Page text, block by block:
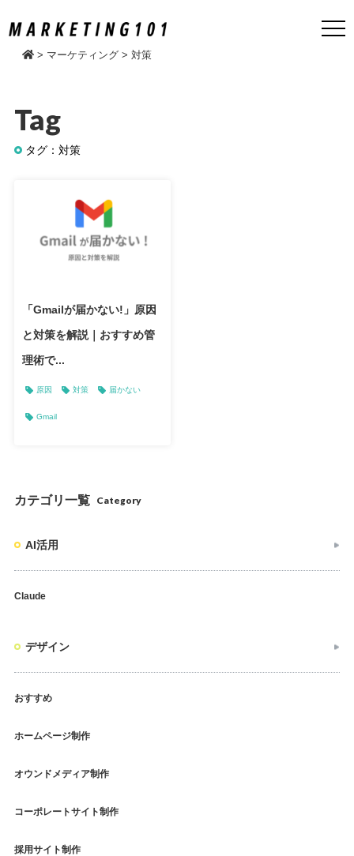
> マーケティング > 対策
Tag
タグ：対策
「Gmailが届かない!」原因
と対策を解説｜おすすめ管
理術で...
原因 対策 届かない
Gmail
カテゴリ一覧 Category
AI活用
Claude
デザイン
おすすめ
ホームページ制作
オウンドメディア制作
コーポレートサイト制作
採用サイト制作